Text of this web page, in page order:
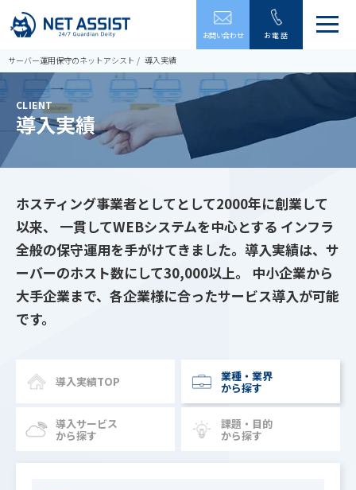
お問い合わせ お電話
メ
ー
サーバー運用保守のネットアシスト 導入実績
CLIENT
導入実績
ホスティング事業者としてとして2000年に創業して
以来、 一貫してWEBシステムを中心とする インフラ
全般の保守運用を手がけてきました。導入実績は、サ
ーバーのホスト数にして30,000以上。
中小企業から
大手企業まで、各企業様に合ったサービス導入が可能
です。
導入実績TOP 業種・業界
から探す
導入サービス
から探す
課題・目的
から探す